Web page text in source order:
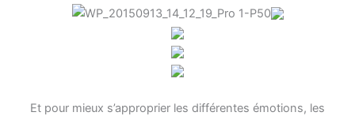
Et pour mieux s’approprier les différentes émotions, les